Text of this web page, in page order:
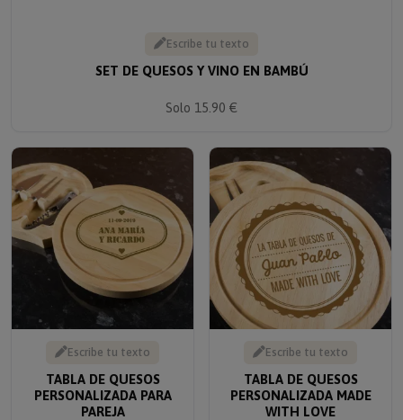
Escribe tu texto
SET DE QUESOS Y VINO EN BAMBÚ
Solo 15.90 €
Escribe tu texto
TABLA DE QUESOS
PERSONALIZADA PARA
PAREJA
Escribe tu texto
TABLA DE QUESOS
PERSONALIZADA MADE
WITH LOVE